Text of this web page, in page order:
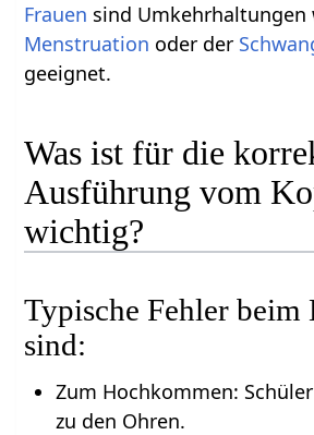
Frauen sind Umkehrhaltungen
Menstruation oder der
geeignet.
Was ist für die
Ausführung vom
wichtig?
Typische Fehler beim
sind:
Zum Hochkommen:
zu den Ohren.